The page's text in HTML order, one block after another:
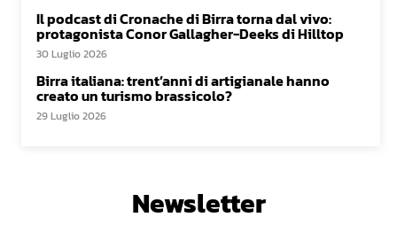
Il podcast di Cronache di Birra torna dal vivo:
protagonista Conor Gallagher-Deeks di Hilltop
30 Luglio 2026
Birra italiana: trent’anni di artigianale hanno
creato un turismo brassicolo?
29 Luglio 2026
Newsletter